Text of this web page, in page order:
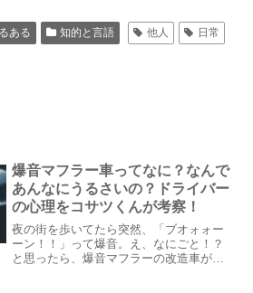
ある 知的と言語 他人
日常
爆音マフラー車ってなに？なんで
あんなにうるさいの？ドライバー
の心理をコサツくんが考察！
夜の街を歩いてたら突然、「ブオォォー
ーン！！」って爆音。え、なにごと！？
と思ったら、爆音マフラーの改造車がド